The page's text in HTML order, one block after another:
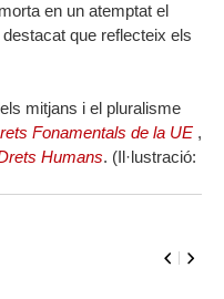
en un atemptat el
que reflecteix els
mitjans i el pluralisme
Fonamentals de la UE ,
Humans. (Il·lustració: